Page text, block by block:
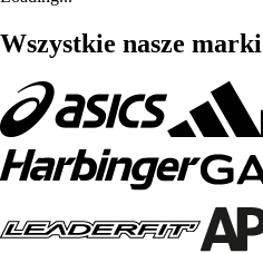
Wszystkie nasze marki